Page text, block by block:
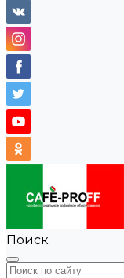
Поиск